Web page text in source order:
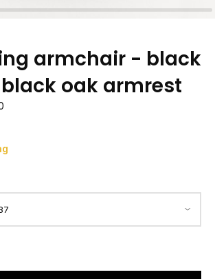
armchair - black
oak armrest